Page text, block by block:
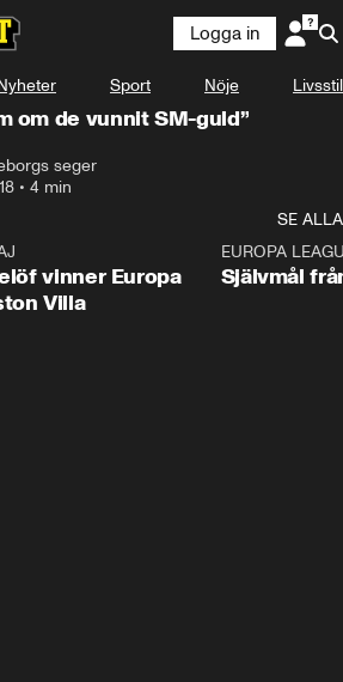
Logga in
Sport Nöje Livsstil
om de vunnit SM-guld”
seger
• 4 min
SE ALLA
vinner Europa
Villa
EUROPA
Självmål